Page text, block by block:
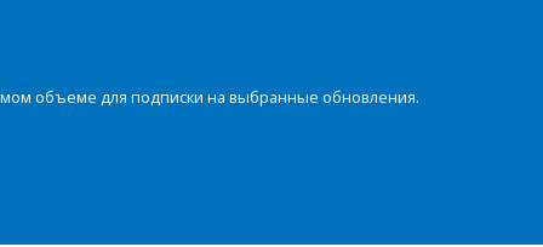
объеме для подписки на выбранные обновления.